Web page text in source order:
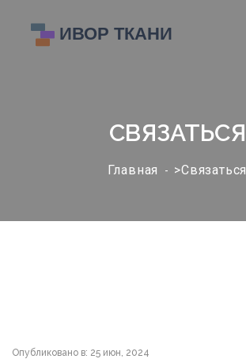
СВЯЗАТЬСЯ
Главная >Связаться
Опубликовано в: 25 июн, 2024